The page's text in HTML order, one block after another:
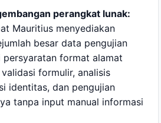
perangkat lunak:
Mauritius menyediakan
besar data pengujian
persyaratan format alamat
formulir, analisis
identitas, dan pengujian
tanpa input manual informasi